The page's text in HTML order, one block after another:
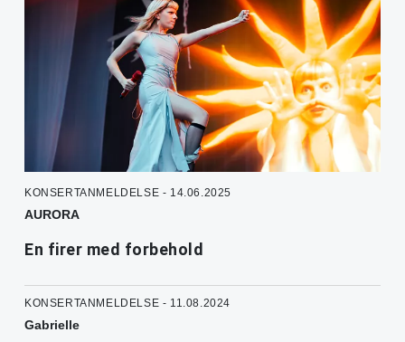
KONSERTANMELDELSE - 14.06.2025
AURORA
En firer med forbehold
KONSERTANMELDELSE - 11.08.2024
Gabrielle